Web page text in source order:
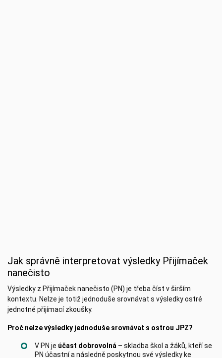
Jak správně interpretovat výsledky Přijímaček
nanečisto
Výsledky z Přijímaček nanečisto (PN) je třeba číst v širším
kontextu. Nelze je totiž jednoduše srovnávat s výsledky ostré
jednotné přijímací zkoušky.
Proč nelze výsledky jednoduše srovnávat s ostrou JPZ?
V PN je účast dobrovolná – skladba škol a žáků, kteří se
PN účastní a následně poskytnou své výsledky ke